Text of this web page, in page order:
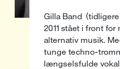
Gilla Band
2011 stået i front
alternativ musik.
tunge techno-
længselsfulde